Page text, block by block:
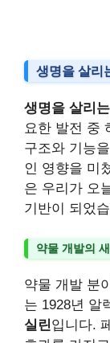
생명을 살리
생명을 살리
요한 발전 중
구조와 기능
인 영향을 미
은 우리가 오
기반이 되었
약물 개발의
약물 개발 분
는 1928년 알
실린입니다.